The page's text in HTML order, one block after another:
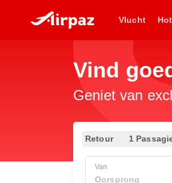
Vlucht
Vind
Geniet van
Retour 1
Van